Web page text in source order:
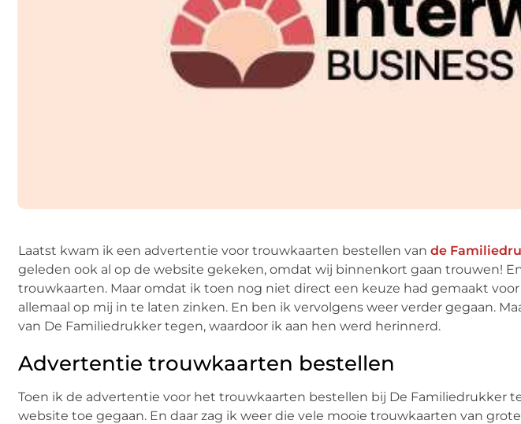
Laatst kwam ik een advertentie voor trouwkaarten bestellen van de
geleden ook al op de website gekeken, omdat wij binnenkort gaan trouwen!
trouwkaarten. Maar omdat ik toen nog niet direct een keuze had gemaakt
allemaal op mij in te laten zinken. En ben ik vervolgens weer verder gegaan.
van De Familiedrukker tegen, waardoor ik aan hen werd herinnerd.
Advertentie trouwkaarten bestellen
Toen ik de advertentie voor het trouwkaarten bestellen bij De Familiedrukker
website toe gegaan. En daar zag ik weer die vele mooie trouwkaarten van